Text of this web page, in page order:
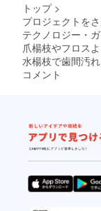
トップ >
プロジェクトを
テクノロジー・
爪楊枝やフロス
水楊枝で歯間汚
コメント